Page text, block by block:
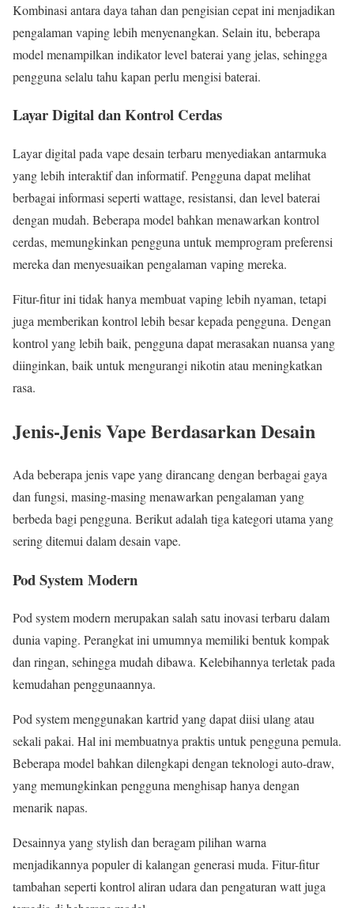
Kombinasi antara daya tahan dan pengisian cepat ini menjadikan
pengalaman vaping lebih menyenangkan. Selain itu, beberapa
model menampilkan indikator level baterai yang jelas, sehingga
pengguna selalu tahu kapan perlu mengisi baterai.
Layar Digital dan Kontrol Cerdas
Layar digital pada vape desain terbaru menyediakan antarmuka
yang lebih interaktif dan informatif. Pengguna dapat melihat
berbagai informasi seperti wattage, resistansi, dan level baterai
dengan mudah. Beberapa model bahkan menawarkan kontrol
cerdas, memungkinkan pengguna untuk memprogram preferensi
mereka dan menyesuaikan pengalaman vaping mereka.
Fitur-fitur ini tidak hanya membuat vaping lebih nyaman, tetapi
juga memberikan kontrol lebih besar kepada pengguna. Dengan
kontrol yang lebih baik, pengguna dapat merasakan nuansa yang
diinginkan, baik untuk mengurangi nikotin atau meningkatkan
rasa.
Jenis-Jenis Vape Berdasarkan Desain
Ada beberapa jenis vape yang dirancang dengan berbagai gaya
dan fungsi, masing-masing menawarkan pengalaman yang
berbeda bagi pengguna. Berikut adalah tiga kategori utama yang
sering ditemui dalam desain vape.
Pod System Modern
Pod system modern merupakan salah satu inovasi terbaru dalam
dunia vaping. Perangkat ini umumnya memiliki bentuk kompak
dan ringan, sehingga mudah dibawa. Kelebihannya terletak pada
kemudahan penggunaannya.
Pod system menggunakan kartrid yang dapat diisi ulang atau
sekali pakai. Hal ini membuatnya praktis untuk pengguna pemula.
Beberapa model bahkan dilengkapi dengan teknologi auto-draw,
yang memungkinkan pengguna menghisap hanya dengan
menarik napas.
Desainnya yang stylish dan beragam pilihan warna
menjadikannya populer di kalangan generasi muda. Fitur-fitur
tambahan seperti kontrol aliran udara dan pengaturan watt juga